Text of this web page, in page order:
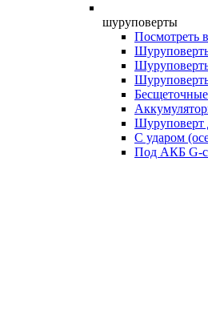
шуруповерты
Посмотреть
Шуруповерт
С ударом
Под АКБ G-